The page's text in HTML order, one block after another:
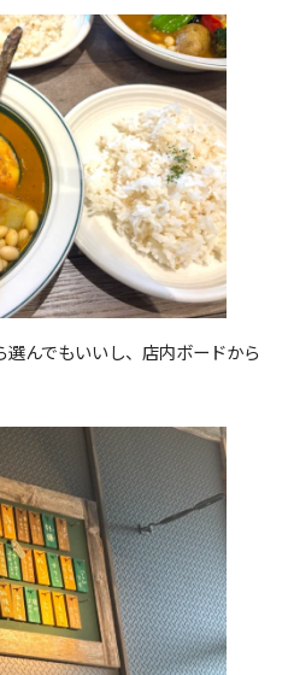
んでもいいし、店内ボードから